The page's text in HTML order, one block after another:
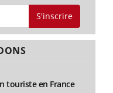
S'inscrire
touriste en France